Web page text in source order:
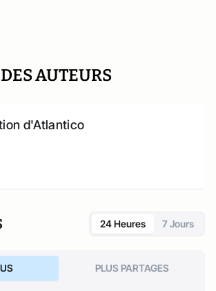
AUTEURS
d'Atlantico
24 Heures 7 Jours
PLUS PARTAGES